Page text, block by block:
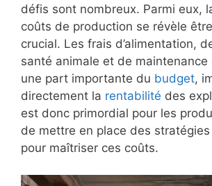
défis sont nombreux. Parmi eux,
coûts de production se révèle
crucial. Les frais d’alimentation,
santé animale et de
une part importante du budget,
directement la rentabilité des
est donc primordial pour les
de mettre en place des
pour maîtriser ces coûts.